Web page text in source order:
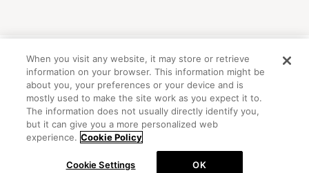
初めての方向けガイド
Cookie Settings
When you visit any website, it may store or retrieve
information on your browser. This information might be
about you, your preferences or your device and is
mostly used to make the site work as you expect it to.
The information does not usually directly identify you,
but it can give you a more personalized web
experience. Cookie Policy
Cookie Settings OK